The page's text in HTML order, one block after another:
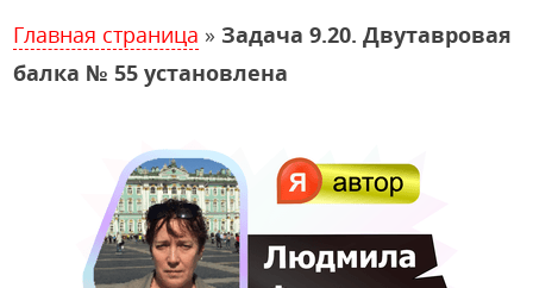
Главная страница » Задача 9.20. Двутавровая
балка № 55 установлена